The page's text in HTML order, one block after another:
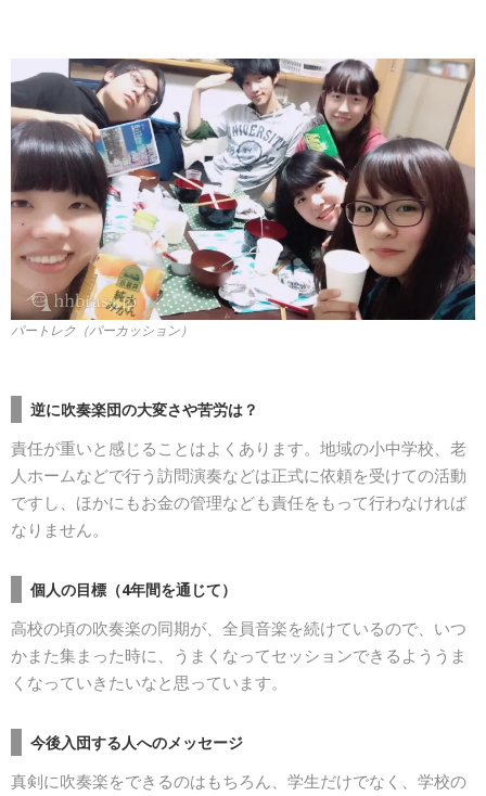
パートレク（パーカッション）
逆に吹奏楽団の大変さや苦労は？
責任が重いと感じることはよくあります。地域の小中学校、老
人ホームなどで行う訪問演奏などは正式に依頼を受けての活動
ですし、ほかにもお金の管理なども責任をもって行わなければ
なりません。
個人の目標（4年間を通じて）
高校の頃の吹奏楽の同期が、全員音楽を続けているので、いつ
かまた集まった時に、うまくなってセッションできるよううま
くなっていきたいなと思っています。
今後入団する人へのメッセージ
真剣に吹奏楽をできるのはもちろん、学生だけでなく、学校の